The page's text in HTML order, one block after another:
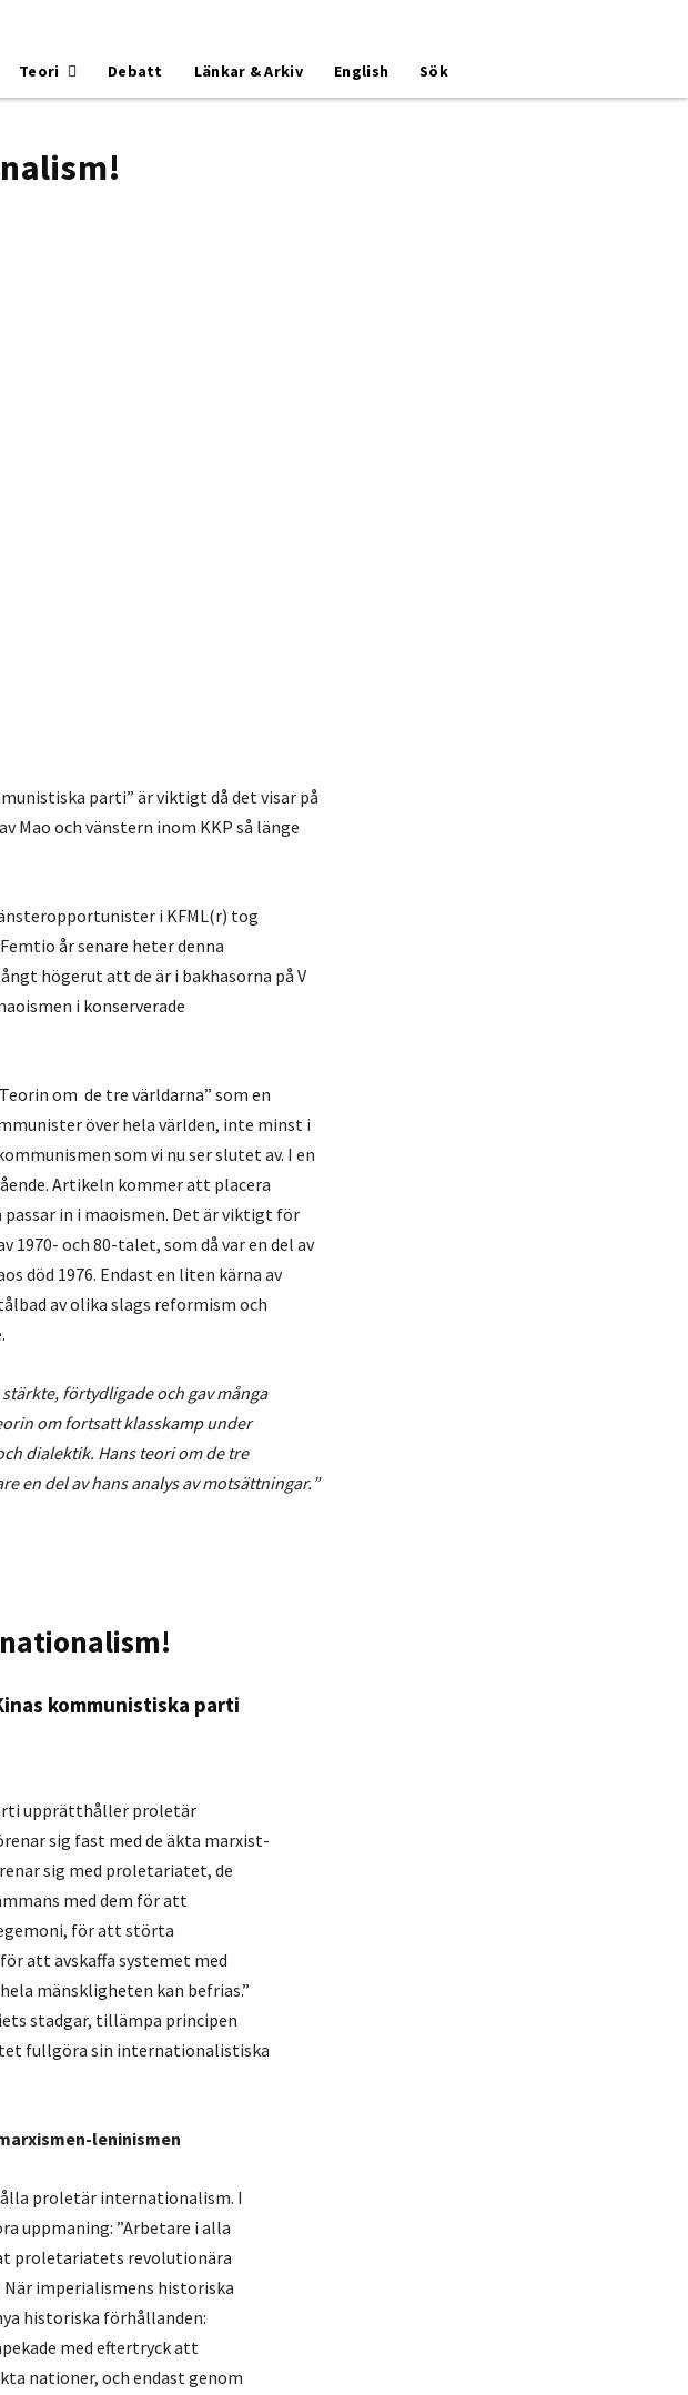
Teori Debatt Länkar & Arkiv English Sök
parti” är viktigt då det visar på
Mao och vänstern inom KKP så länge
i KFML(r) tog
år senare heter denna
högerut att de är i bakhasorna på V
i konserverade
om de tre världarna” som en
över hela världen, inte minst i
som vi nu ser slutet av. I en
Artikeln kommer att placera
in i maoismen. Det är viktigt för
och 80-talet, som då var en del av
död 1976. Endast en liten kärna av
av olika slags reformism och
förtydligade och gav många
om fortsatt klasskamp under
dialektik. Hans teori om de tre
en del av hans analys av motsättningar. ”
kommunistiska parti
upprätthåller proletär
sig fast med de äkta marxist-
sig med proletariatet, de
med dem för att
för att störta
att avskaffa systemet med
mänskligheten kan befrias.”
stadgar, tillämpa principen
fullgöra sin internationalistiska
leninismen
proletär internationalism. I
uppmaning: ”Arbetare i alla
proletariatets revolutionära
imperialismens historiska
historiska förhållanden:
med eftertryck att
nationer, och endast genom